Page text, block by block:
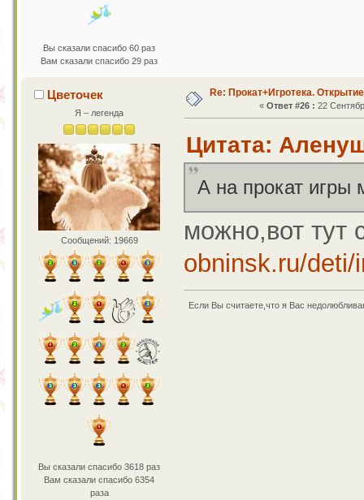
Вы сказали спасибо 60 раз
Вам сказали спасибо 29 раз
Цветочек
Я – легенда
Сообщений: 19669
Вы сказали спасибо 3618 раз
Вам сказали спасибо 6354
раза
Re: Прокат+Игротека.
«Ответ #26 : 22
Цитата:
А на прокат игры
можно,вот тут
obninsk.ru/deti/
Если Вы считаете,что я Вас